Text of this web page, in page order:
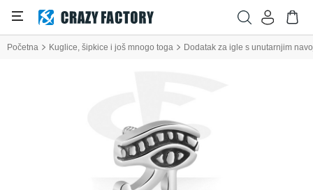
Početna Kuglice, šipkice i još mnogo toga Dodatak za igle s unutarnjim